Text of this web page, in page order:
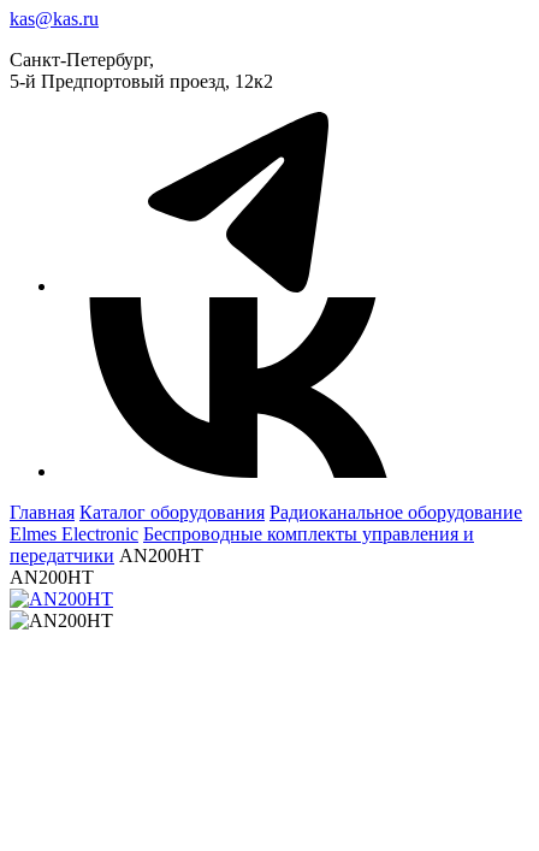
kas@kas.ru
Санкт-Петербург,
5-й Предпортовый проезд, 12к2
Главная Каталог оборудования Радиоканальное оборудование
Elmes Electronic Беспроводные комплекты управления и
передатчики AN200HT
AN200HT